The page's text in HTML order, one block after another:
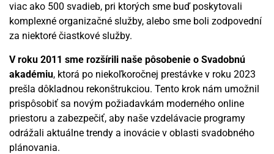
viac ako 500 svadieb, pri ktorých sme buď poskytovali
komplexné organizačné služby, alebo sme boli zodpovední
za niektoré čiastkové služby.
V roku 2011 sme rozšírili naše pôsobenie o Svadobnú
akadémiu, ktorá po niekoľkoročnej prestávke v roku 2023
prešla dôkladnou rekonštrukciou. Tento krok nám umožnil
prispôsobiť sa novým požiadavkám moderného online
priestoru a zabezpečiť, aby naše vzdelávacie programy
odrážali aktuálne trendy a inovácie v oblasti svadobného
plánovania.